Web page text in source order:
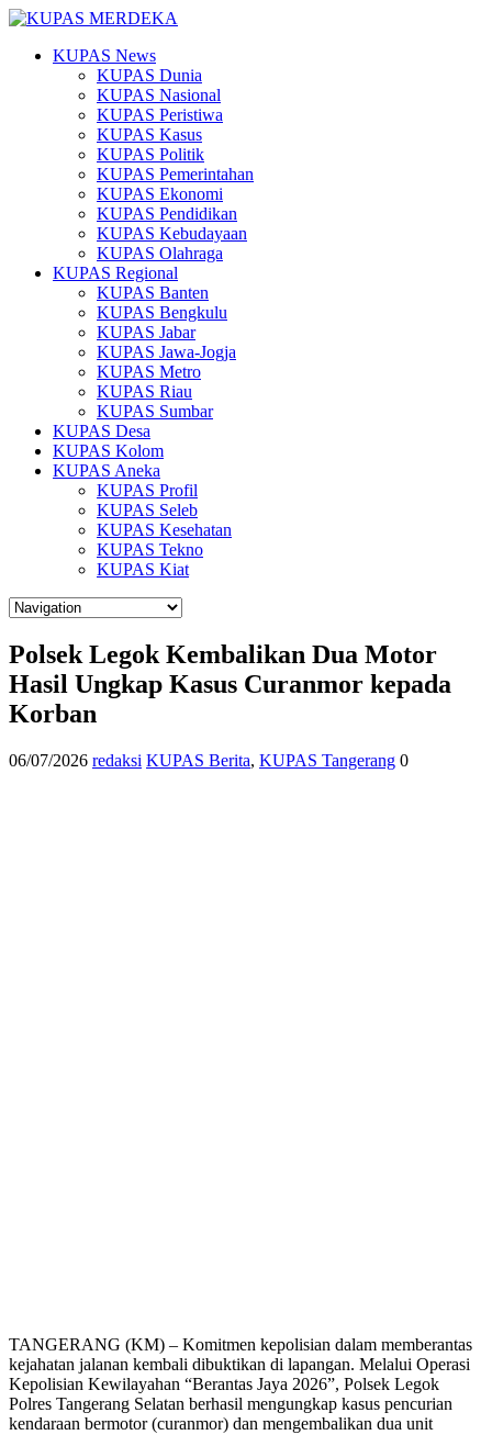
KUPAS News
KUPAS Dunia
KUPAS Nasional
KUPAS Peristiwa
KUPAS Kasus
KUPAS Politik
KUPAS Pemerintahan
KUPAS Ekonomi
KUPAS Pendidikan
KUPAS Kebudayaan
KUPAS Olahraga
KUPAS Regional
KUPAS Banten
KUPAS Bengkulu
KUPAS Jabar
KUPAS Jawa-Jogja
KUPAS Metro
KUPAS Riau
KUPAS Sumbar
KUPAS Desa
KUPAS Kolom
KUPAS Aneka
KUPAS Profil
KUPAS Seleb
KUPAS Kesehatan
KUPAS Tekno
KUPAS Kiat
Polsek Legok Kembalikan Dua Motor
Hasil Ungkap Kasus Curanmor kepada
Korban
06/07/2026 redaksi KUPAS Berita, KUPAS Tangerang 0
TANGERANG (KM) – Komitmen kepolisian dalam memberantas
kejahatan jalanan kembali dibuktikan di lapangan. Melalui Operasi
Kepolisian Kewilayahan “Berantas Jaya 2026”, Polsek Legok
Polres Tangerang Selatan berhasil mengungkap kasus pencurian
kendaraan bermotor (curanmor) dan mengembalikan dua unit